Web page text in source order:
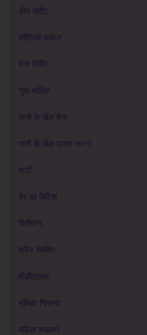
डीप थ्रोट
तांत्रिक मसाज
देना रिमिंग
नुरू मालिश
पानी के खेल देना
पानी के खेल प्राप्त करना
पार्टी
पैर का फेटिश
फिस्टिंग
फ्रेंच किसिंग
बीडीएसएम
भूमिका निभाना
महिला स्खलन